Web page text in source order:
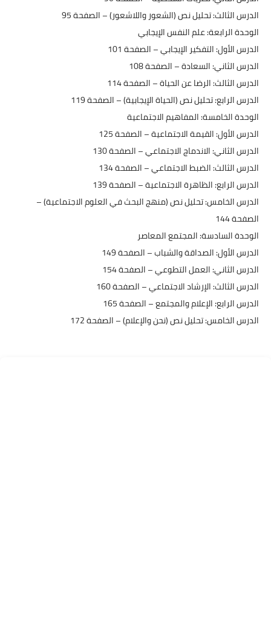
الدرس الثالث: تحليل نص (الشعور واللاشعور) – الصفحة 95
الوحدة الرابعة: علم النفس الإيجابي
الدرس الأول: التفكير الإيجابي – الصفحة 101
الدرس الثاني: السعادة – الصفحة 108
الدرس الثالث: الرضا عن الحياة – الصفحة 114
الدرس الرابع: تحليل نص (الحياة الإيجابية) – الصفحة 119
الوحدة الخامسة: المفاهيم الاجتماعية
الدرس الأول: القيمة الاجتماعية – الصفحة 125
الدرس الثاني: الاندماج الاجتماعي – الصفحة 130
الدرس الثالث: الضبط الاجتماعي – الصفحة 134
الدرس الرابع: الظاهرة الاجتماعية – الصفحة 139
الدرس الخامس: تحليل نص (منهج البحث في العلوم الاجتماعية) –
الصفحة 144
الوحدة السادسة: المجتمع المعاصر
الدرس الأول: الصداقة والشباب – الصفحة 149
الدرس الثاني: العمل التطوعي – الصفحة 154
الدرس الثالث: الإرشاد الاجتماعي – الصفحة 160
الدرس الرابع: الإعلام والمجتمع – الصفحة 165
الدرس الخامس: تحليل نص (نحن والإعلام) – الصفحة 172